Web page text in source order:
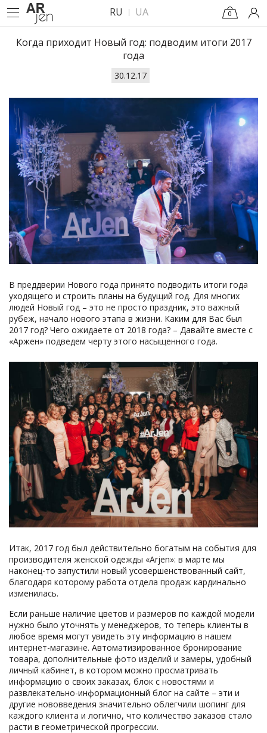
RU UA 0
Когда приходит Новый год: подводим итоги 2017
года
30.12.17
В преддверии Нового года принято подводить итоги года
уходящего и строить планы на будущий год. Для многих
людей Новый год – это не просто праздник, это важный
рубеж, начало нового этапа в жизни. Каким для Вас был
2017 год? Чего ожидаете от 2018 года? – Давайте вместе с
«Аржен» подведем черту этого насыщенного года.
Итак, 2017 год был действительно богатым на события для
производителя женской одежды «Arjen»: в марте мы
наконец-то запустили новый усовершенствованный сайт,
благодаря которому работа отдела продаж кардинально
изменилась.
Если раньше наличие цветов и размеров по каждой модели
нужно было уточнять у менеджеров, то теперь клиенты в
любое время могут увидеть эту информацию в нашем
интернет-магазине. Автоматизированное бронирование
товара, дополнительные фото изделий и замеры, удобный
личный кабинет, в котором можно просматривать
информацию о своих заказах, блок с новостями и
развлекательно-информационный блог на сайте – эти и
другие нововведения значительно облегчили шопинг для
каждого клиента и логично, что количество заказов стало
расти в геометрической прогрессии.